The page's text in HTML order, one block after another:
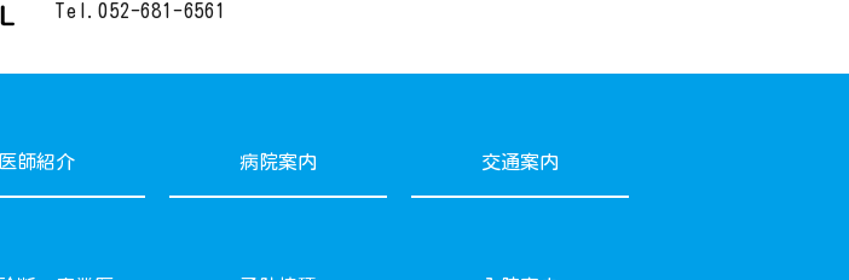
Tel.052-681-6561
医師紹介 病院案内 交通案内